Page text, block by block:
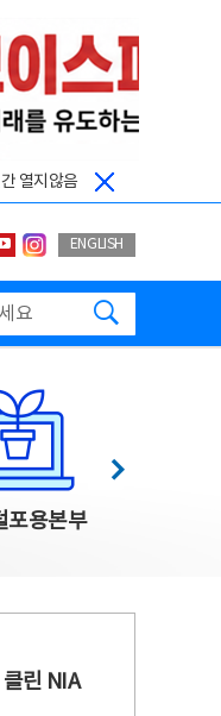
열지않음
로그
이스북
유투브인스타그랩
ENGLISH
포용본부
다음
클린 NIA